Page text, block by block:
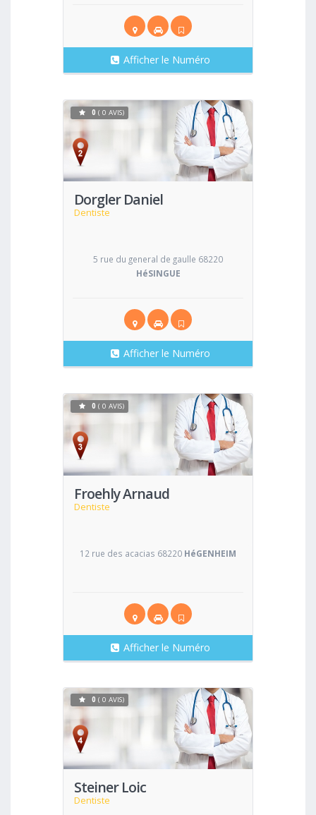
Afficher le Numéro
Dorgler Daniel
Dentiste
Voir
0 ( 0 AVIS)
5 rue du general de gaulle 68220
HéSINGUE
Afficher le Numéro
Froehly Arnaud
Dentiste
Voir
0 ( 0 AVIS)
12 rue des acacias 68220 HéGENHEIM
Afficher le Numéro
Steiner Loic
Dentiste
Voir
0 ( 0 AVIS)